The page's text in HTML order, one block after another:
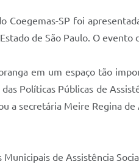
Coegemas-SP foi
de São Paulo. O
em um espaço tão
Políticas Públicas de
a secretária Meire Regina de
de Assistência